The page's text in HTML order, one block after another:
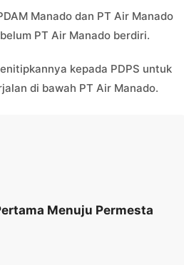
Manado dan PT Air Manado
PT Air Manado berdiri.
kepada PDPS untuk
di bawah PT Air Manado.
Menuju Permesta